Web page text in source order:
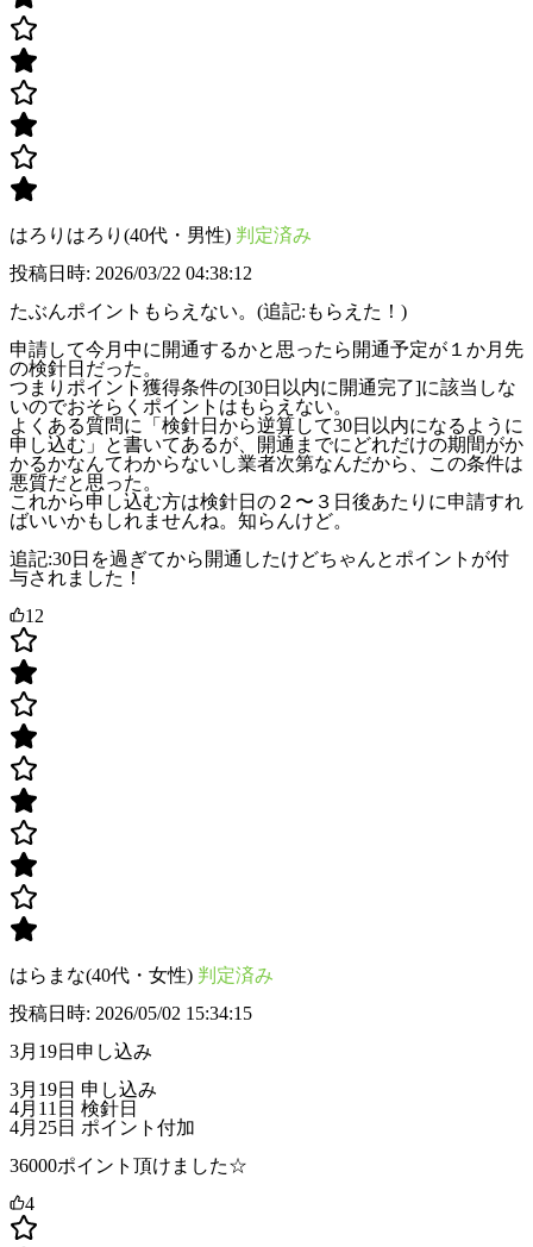
はろりはろり(40代・男性) 判定済み
投稿日時: 2026/03/22 04:38:12
たぶんポイントもらえない。(追記:もらえた！)
申請して今月中に開通するかと思ったら開通予定が１か月先
の検針日だった。
つまりポイント獲得条件の[30日以内に開通完了]に該当しな
いのでおそらくポイントはもらえない。
よくある質問に「検針日から逆算して30日以内になるように
申し込む」と書いてあるが、開通までにどれだけの期間がか
かるかなんてわからないし業者次第なんだから、この条件は
悪質だと思った。
これから申し込む方は検針日の２〜３日後あたりに申請すれ
ばいいかもしれませんね。知らんけど。
追記:30日を過ぎてから開通したけどちゃんとポイントが付
与されました！
12
はらまな(40代・女性) 判定済み
投稿日時: 2026/05/02 15:34:15
3月19日申し込み
3月19日 申し込み
4月11日 検針日
4月25日 ポイント付加
36000ポイント頂けました☆
4